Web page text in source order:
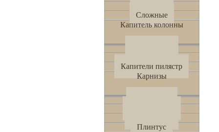
Сложные
Капитель колонны
Капители пилястр
Карнизы
Плинтус